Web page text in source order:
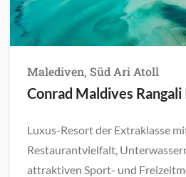
Malediven, Süd Ari Atoll
Conrad Maldives Rangali
Luxus-Resort der Extraklasse
Restaurantvielfalt,
attraktiven Sport- und